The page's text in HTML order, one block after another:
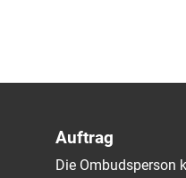
Auftrag
Die Ombudsperson